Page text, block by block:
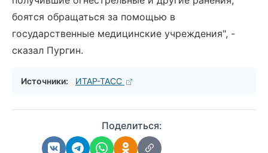
боятся обращаться за помощью в
государственные медицинские учреждения", -
сказал Пургин.
Источники: ИТАР-ТАСС
Поделиться: